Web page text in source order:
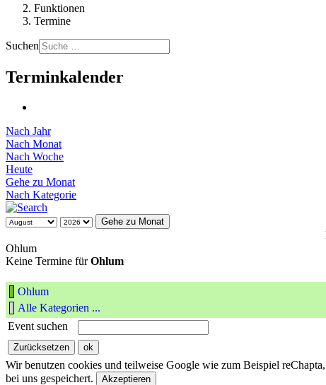
Funktionen
Termine
Suchen
Terminkalender
Nach Jahr
Nach Monat
Nach Woche
Heute
Gehe zu Monat
Nach Kategorie
Gehe zu Monat
Ohlum
Keine Termine fürOhlum
Ohlum
Alle Kategorien ...
Event suchen
Wir benutzen cookies und teilweise Google wie zum Beispiel
bei uns gespeichert.
Akzeptieren